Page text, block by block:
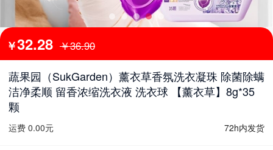
￥32.28 ￥36.90
蔬果园（SukGarden）薰衣草香氛洗衣凝珠 除菌除螨
洁净柔顺 留香浓缩洗衣液 洗衣球 【薰衣草】8g*35
颗
运费 0.00元 72h内发货